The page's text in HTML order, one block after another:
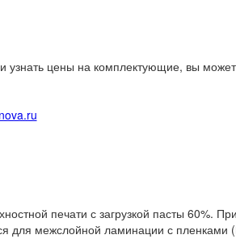
узнать цены на комплектующие, вы
печати с загрузкой пасты 60%.
для межслойной ламинации с пленками